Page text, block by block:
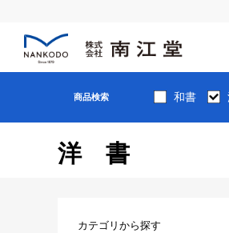
商品検索 和書
洋書
カテゴリから探す